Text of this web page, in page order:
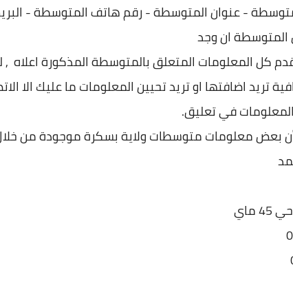
- عنوان المتوسطة - رقم هاتف المتوسطة -
ان وجد
كل المعلومات المتعلق بالمتوسطة المذكورة اعلاه
تريد اضافتها او تريد تحيين المعلومات ما عليك الا
المعلومات في تعليق.
أن بعض معلومات متوسطات ولاية بسكرة موجودة من
ماي